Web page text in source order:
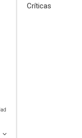
Críticas